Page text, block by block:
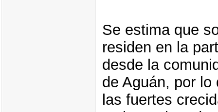
Se estima que
residen en la
desde la
de Aguán, por
las fuertes